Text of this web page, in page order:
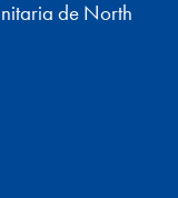
de North